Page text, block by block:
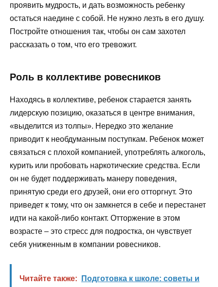
проявить мудрость, и дать возможность ребенку
остаться наедине с собой. Не нужно лезть в его душу.
Постройте отношения так, чтобы он сам захотел
рассказать о том, что его тревожит.
Роль в коллективе ровесников
Находясь в коллективе, ребенок старается занять
лидерскую позицию, оказаться в центре внимания,
«выделится из толпы». Нередко это желание
приводит к необдуманным поступкам. Ребенок может
связаться с плохой компанией, употреблять алкоголь,
курить или пробовать наркотические средства. Если
он не будет поддерживать манеру поведения,
принятую среди его друзей, они его отторгнут. Это
приведет к тому, что он замкнется в себе и перестанет
идти на какой-либо контакт. Отторжение в этом
возрасте – это стресс для подростка, он чувствует
себя униженным в компании ровесников.
Читайте также: Подготовка к школе: советы и